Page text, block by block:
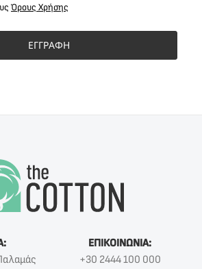
Όρους Χρήσης
ΕΓΓΡΑΦΗ
ΕΠΙΚΟΙΝΩΝΙΑ:
+30 2444 100 000